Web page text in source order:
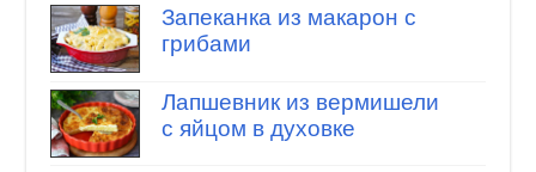
Запеканка из макарон с
грибами
Лапшевник из вермишели
с яйцом в духовке